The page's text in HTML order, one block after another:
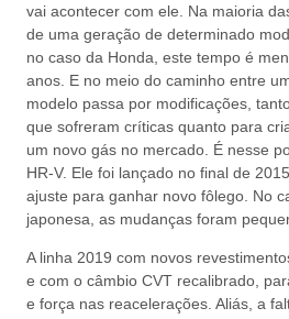
vai acontecer com ele. Na maioria
de uma geração de determinado
no caso da Honda, este tempo é
anos. E no meio do caminho entre
modelo passa por modificações,
que sofreram críticas quanto para
um novo gás no mercado. É nesse
HR-V. Ele foi lançado no final de
ajuste para ganhar novo fôlego. No
japonesa, as mudanças foram
A linha 2019 com novos
e com o câmbio CVT recalibrado,
e força nas reacelerações. Aliás, a